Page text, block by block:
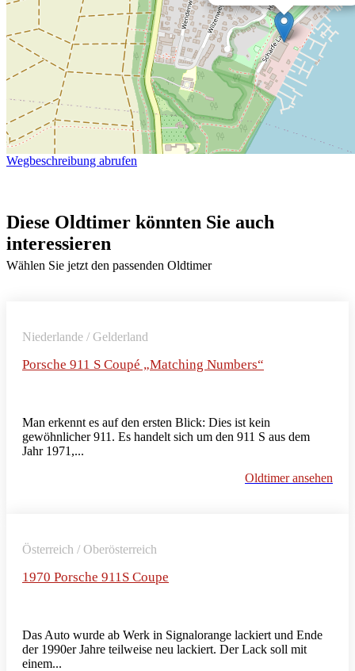
Wegbeschreibung abrufen
Diese Oldtimer könnten Sie auch
interessieren
Wählen Sie jetzt den passenden Oldtimer
Niederlande / Gelderland
Porsche 911 S Coupé „Matching Numbers“
Man erkennt es auf den ersten Blick: Dies ist kein
gewöhnlicher 911. Es handelt sich um den 911 S aus dem
Jahr 1971,...
Oldtimer ansehen
Österreich / Oberösterreich
1970 Porsche 911S Coupe
Das Auto wurde ab Werk in Signalorange lackiert und Ende
der 1990er Jahre teilweise neu lackiert. Der Lack soll mit
einem...